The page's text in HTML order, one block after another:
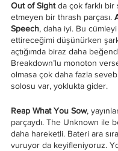
Out of Sight da çok farklı bir
etmeyen bir thrash parçası.
Speech, daha iyi. Bu cümleyi
ettireceğimi düşünürken
açtığımda biraz daha
Breakdown’lu monoton verse
olmasa çok daha fazla
solosu var, yoklukta gider.
Reap What You Sow,
parçaydı. The Unknown ile
daha hareketli. Bateri ara
vuruyor da keyifleniyoruz.